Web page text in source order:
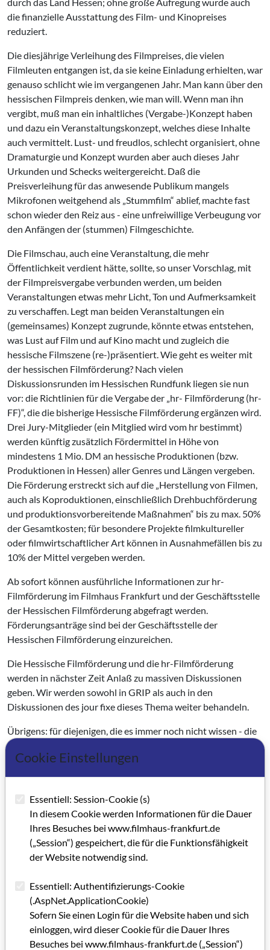
die finanzielle Ausstattung des Film- und Kinopreises
reduziert.
Die diesjährige Verleihung des Filmpreises, die vielen
Filmleuten entgangen ist, da sie keine Einladung erhielten, war
genauso schlicht wie im vergangenen Jahr. Man kann über den
hessischen Filmpreis denken, wie man will. Wenn man ihn
vergibt, muß man ein inhaltliches (Vergabe-)Konzept haben
und dazu ein Veranstaltungskonzept, welches diese Inhalte
auch vermittelt. Lust- und freudlos, schlecht organisiert, ohne
Dramaturgie und Konzept wurden aber auch dieses Jahr
Urkunden und Schecks weitergereicht. Daß die
Preisverleihung für das anwesende Publikum mangels
Mikrofonen weitgehend als „Stummfilm“ ablief, machte fast
schon wieder den Reiz aus - eine unfreiwillige Verbeugung vor
den Anfängen der (stummen) Filmgeschichte.
Die Filmschau, auch eine Veranstaltung, die mehr
Öffentlichkeit verdient hätte, sollte, so unser Vorschlag, mit
der Filmpreisvergabe verbunden werden, um beiden
Veranstaltungen etwas mehr Licht, Ton und Aufmerksamkeit
zu verschaffen. Legt man beiden Veranstaltungen ein
(gemeinsames) Konzept zugrunde, könnte etwas entstehen,
was Lust auf Film und auf Kino macht und zugleich die
hessische Filmszene (re-)präsentiert. Wie geht es weiter mit
der hessischen Filmförderung? Nach vielen
Diskussionsrunden im Hessischen Rundfunk liegen sie nun
vor: die Richtlinien für die Vergabe der „hr- Filmförderung (hr-
FF)“, die die bisherige Hessische Filmförderung ergänzen wird.
Drei Jury-Mitglieder (ein Mitglied wird vom hr bestimmt)
werden künftig zusätzlich Fördermittel in Höhe von
mindestens 1 Mio. DM an hessische Produktionen (bzw.
Produktionen in Hessen) aller Genres und Längen vergeben.
Die Förderung erstreckt sich auf die „Herstellung von Filmen,
auch als Koproduktionen, einschließlich Drehbuchförderung
und produktionsvorbereitende Maßnahmen“ bis zu max. 50%
der Gesamtkosten; für besondere Projekte filmkultureller
oder filmwirtschaftlicher Art können in Ausnahmefällen bis zu
10% der Mittel vergeben werden.
Ab sofort können ausführliche Informationen zur hr-
Filmförderung im Filmhaus Frankfurt und der Geschäftsstelle
der Hessischen Filmförderung abgefragt werden.
Förderungsanträge sind bei der Geschäftsstelle der
Hessischen Filmförderung einzureichen.
Die Hessische Filmförderung und die hr-Filmförderung
werden in nächster Zeit Anlaß zu massiven Diskussionen
geben. Wir werden sowohl in GRIP als auch in den
Diskussionen des jour fixe dieses Thema weiter behandeln.
Übrigens: für diejenigen, die es immer noch nicht wissen - die
Geschäftsstelle der Hessischen Filmförderung wird nicht
mehr von Jürgen Karg geleitet. Kommissarisch verwaltet
Raimond Göbel, Fachmann aus NRW, die Geschäftsstelle. Eine
erfolgen. Der/Die neue Geschäftsführer/in wird wohl beide
Filmförderungen betreuen. Also, bewerben...!
Zurück zum Filmhaus: Im November hatten wir die
Möglichkeit, im Kulturausschuß der Stadt Frankfurt die
Resonanz aller Parteien (SPD, GRÜNE, CDU) auf den Vortrag
läßt für das neue Jahr hoffen. Wir denken, daß wir deutlich
machen konnten, daß unsere dort sehr gelobte Arbeit (wir
bedanken uns!) nach den vielen Kürzungen nur unter größten
Anstrengungen aufrechtzuerhalten ist, und eine weitere
Cookie Einstellungen
Essentiell: Session-Cookie (s)
In diesem Cookie werden Informationen für die Dauer
Ihres Besuches bei www.filmhaus-frankfurt.de
(„Session“) gespeichert, die für die Funktionsfähigkeit
der Website notwendig sind.
Essentiell: Authentifizierungs-Cookie
(.AspNet.ApplicationCookie)
Sofern Sie einen Login für die Website haben und sich
einloggen, wird dieser Cookie für die Dauer Ihres
Besuches bei www.filmhaus-frankfurt.de („Session“)